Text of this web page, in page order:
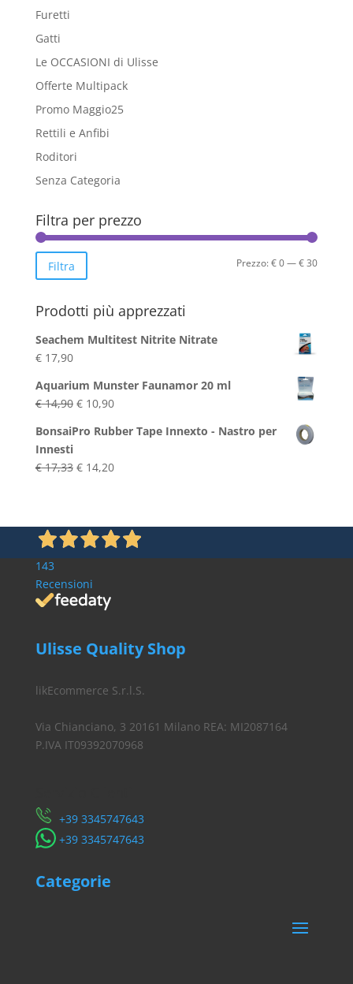
Furetti
Gatti
Le OCCASIONI di Ulisse
Offerte Multipack
Promo Maggio25
Rettili e Anfibi
Roditori
Senza Categoria
Filtra per prezzo
Prezzo
Prezzo
Filtra Prezzo:€ 0—€ 30
Prodotti più apprezzati
Seachem Multitest Nitrite Nitrate
€17,90
Aquarium Munster Faunamor 20 ml
€14,90 Il
originale
€ 14,90.
€10,90Il
attuale
€ 10,90.
BonsaiPro Rubber Tape Innexto - Nastro per
Innesti
€17,33 Il
€ 17,33.
€14,20Il
€ 14,20.
143
Recensioni
Ulisse Quality Shop
likEcommerce S.r.l.S.
Via Chianciano, 3 20161 Milano REA: MI2087164
P.IVA IT09392070968
​+39 3345747643
​+39 3345747643
Categorie